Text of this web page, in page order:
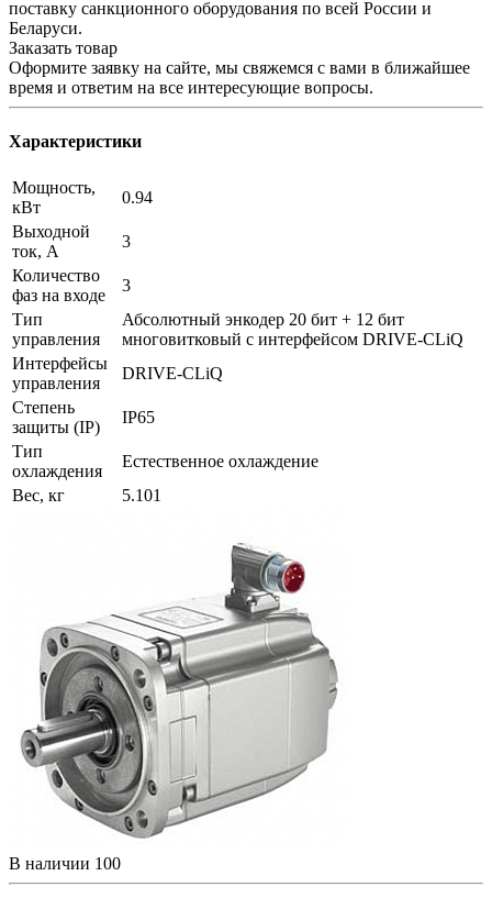
поставку санкционного оборудования по всей России и
Беларуси.
Заказать товар
Оформите заявку на сайте, мы свяжемся с вами в ближайшее
время и ответим на все интересующие вопросы.
Характеристики
Мощность,
кВт
0.94
Выходной
ток, А
3
Количество
фаз на входе
3
Тип
управления
Абсолютный энкодер 20 бит + 12 бит
многовитковый с интерфейсом DRIVE-CLiQ
Интерфейсы
управления
DRIVE-CLiQ
Степень
защиты (IP)
IP65
Тип
охлаждения
Естественное охлаждение
Вес, кг
5.101
В наличии 100